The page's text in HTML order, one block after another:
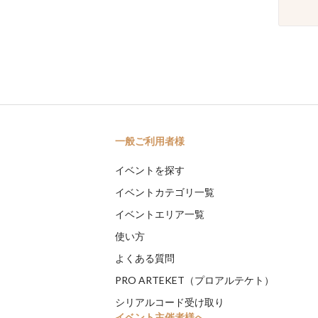
一般ご利用者様
イベントを探す
イベントカテゴリ一覧
イベントエリア一覧
使い方
よくある質問
PRO ARTEKET（プロアルテケト）
シリアルコード受け取り